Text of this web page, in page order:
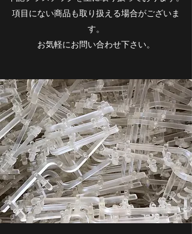
項目にない商品も取り扱える場合がございま
す。
​お気軽にお問い合わせ下さい。